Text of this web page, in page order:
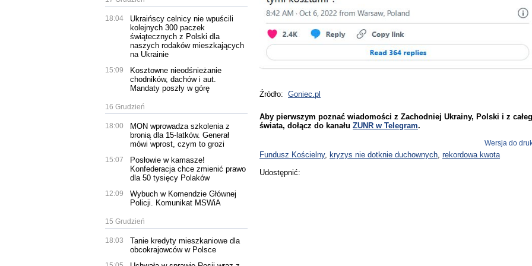
18:04
Ukraińscy celnicy nie wpuścili
kolejnych 300 paczek
świątecznych z Polski dla
naszych rodaków mieszkających
na Ukrainie
15:09
Kosztowne nieodśnieżanie
chodników, dachów i aut.
Mandaty poszły w górę
16 Grudzień
18:00
MON wprowadza szkolenia z
bronią dla 15-latków. Generał
mówi wprost, czym to grozi
15:07
Posłowie w kamasze!
Konfederacja chce zmienić prawo
dla 50 tysięcy Polaków
12:09
Wybuch w Komendzie Głównej
Policji. Komunikat MSWiA
15 Grudzień
18:03
Tanie kredyty mieszkaniowe dla
obcokrajowców w Polsce
Źródło: Goniec.pl
Aby pierwszym poznać wiadomości z Zachodniej Ukrainy, Polski i z
świata, dołącz do kanału ZUNR w Telegram.
Wersja do
Fundusz Kościelny, kryzys nie dotknie duchownych, rekordowa kwota
Udostępnić: